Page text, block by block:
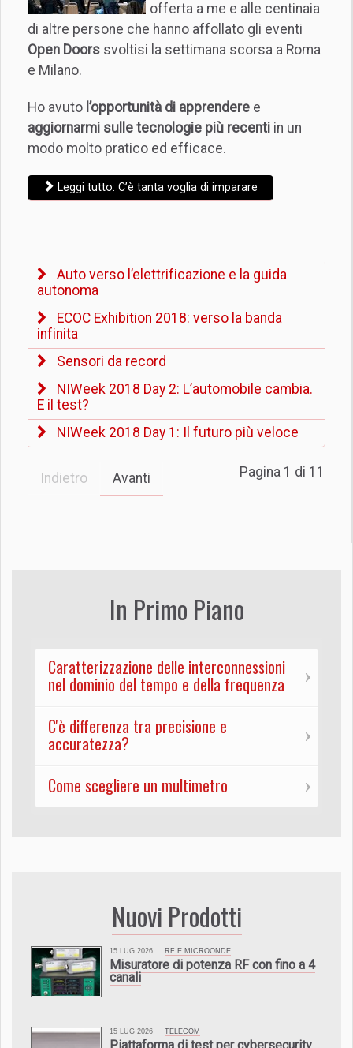
offerta a me e alle centinaia
di altre persone che hanno affollato gli eventi
Open Doors svoltisi la settimana scorsa a Roma
e Milano.
Ho avuto l’opportunità di apprendere e
aggiornarmi sulle tecnologie più recenti in un
modo molto pratico ed efficace.
Leggi tutto: C’è tanta voglia di imparare
Auto verso l’elettrificazione e la guida
autonoma
ECOC Exhibition 2018: verso la banda
infinita
Sensori da record
NIWeek 2018 Day 2: L’automobile cambia.
E il test?
NIWeek 2018 Day 1: Il futuro più veloce
Pagina 1 di 11
Indietro Avanti
In Primo Piano
Caratterizzazione delle interconnessioni
nel dominio del tempo e della frequenza
C'è differenza tra precisione e
accuratezza?
Come scegliere un multimetro
Nuovi Prodotti
15 LUG 2026 RF E MICROONDE
Misuratore di potenza RF con fino a 4
canali
15 LUG 2026 TELECOM